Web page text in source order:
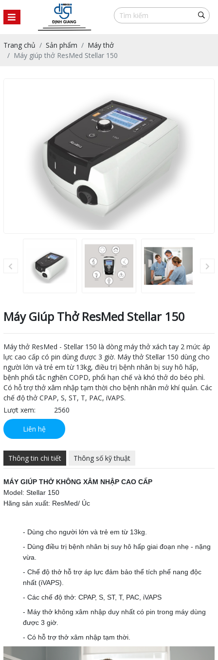
Trang chủ Sản phẩm
Máy thở
Máy giúp thở ResMed Stellar 150
Máy Giúp Thở ResMed Stellar 150
Máy thở ResMed - Stellar 150 là dòng máy thở xách tay 2 mức áp
lực cao cấp có pin dùng được 3 giờ. Máy thở Stellar 150 dùng cho
người lớn và trẻ em từ 13kg, điều trị bệnh nhân bị suy hô hấp,
bệnh phổi tắc nghẽn COPD, phổi hạn chế và khó thở do béo phì.
Có hỗ trợ thở xâm nhập tạm thời cho bệnh nhân mở khí quản. Các
chế độ thở CPAP, S, ST, T, PAC, iVAPS.
Lượt xem:
2560
Liên hệ
Thông tin chi tiết Thông số kỹ thuật
MÁY GIÚP THỞ KHÔNG XÂM NHẬP CAO CẤP
Model: Stellar 150
Hãng sản xuất: ResMed/ Úc
- Dùng cho người lớn và trẻ em từ 13kg.
- Dùng điều trị bệnh nhân bị suy hô hấp giai đoạn nhẹ - nặng
vừa.
- Chế độ thở hỗ trợ áp lực đảm bảo thể tích phế nang độc
nhất (iVAPS).
- Các chế độ thở: CPAP, S, ST, T, PAC, iVAPS
- Máy thở không xâm nhập duy nhất có pin trong máy dùng
được 3 giờ.
- Có hỗ trợ thở xâm nhập tạm thời.